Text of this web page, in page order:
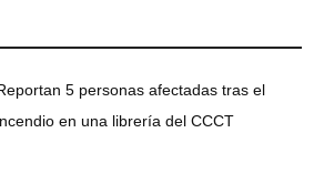
5 personas afectadas tras el
en una librería del CCCT